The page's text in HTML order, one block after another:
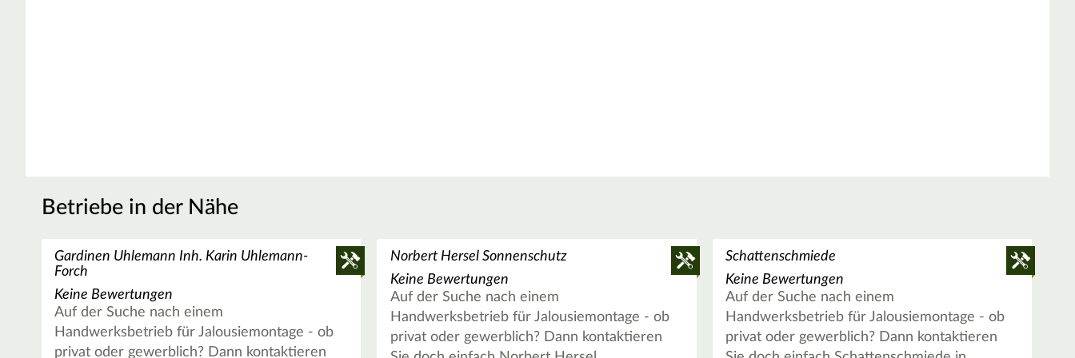
Betriebe in der Nähe
Gardinen Uhlemann Inh. Karin Uhlemann-
Forch
Keine Bewertungen
Auf der Suche nach einem
Handwerksbetrieb für Jalousiemontage - ob
privat oder gewerblich? Dann kontaktieren
Norbert Hersel Sonnenschutz
Keine Bewertungen
Auf der Suche nach einem
Handwerksbetrieb für Jalousiemontage - ob
privat oder gewerblich? Dann kontaktieren
Schattenschmiede
Keine Bewertungen
Auf der Suche nach einem
Handwerksbetrieb für Jalousiemontage - ob
privat oder gewerblich? Dann kontaktieren